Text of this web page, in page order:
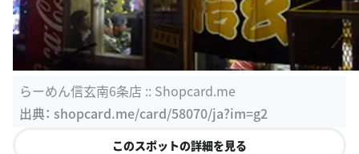
らーめん信玄南6条店 :: Shopcard.me
出典：shopcard.me/card/58070/ja?im=g2
このスポットの詳細を見る